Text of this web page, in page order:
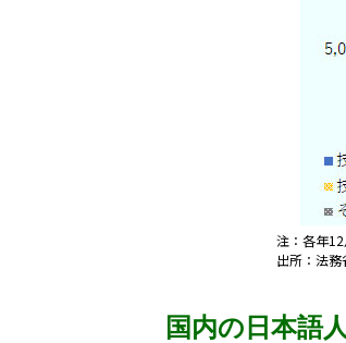
注：各年12
出所：法務
国内の日本語